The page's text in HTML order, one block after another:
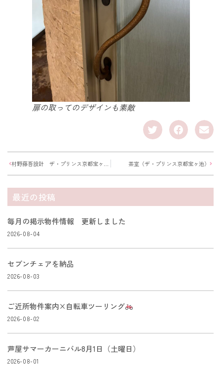
扉の取ってのデザインも素敵
茶室（ザ・プリンス京都宝ヶ池）
最近の投稿
毎月の掲示物件情報 更新しました
2026-08-04
セブンチェアを納品
2026-08-03
ご近所物件案内×自転車ツーリング
2026-08-02
芦屋サマーカーニバル8月1日（土曜日）
2026-08-01